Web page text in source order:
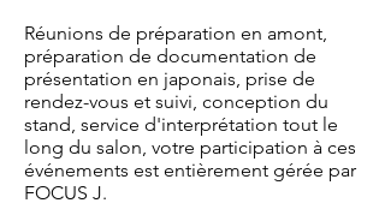
Réunions de préparation en amont,
préparation de documentation de
présentation en japonais, prise de
rendez-vous et suivi, conception du
stand, service d'interprétation tout le
long du salon, votre participation à ces
événements est entièrement gérée par
FOCUS J.